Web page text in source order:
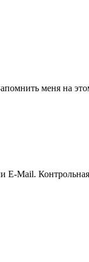
меня на
E-Mail.